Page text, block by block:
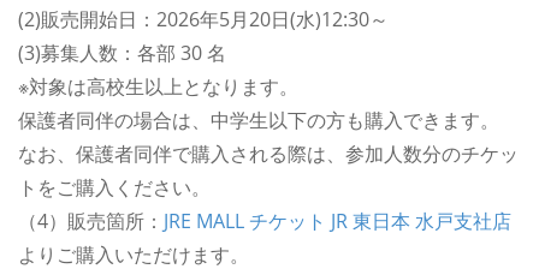
(2)販売開始日：2026年5月20日(水)12:30～
(3)募集人数：各部 30 名
※対象は高校生以上となります。
保護者同伴の場合は、中学生以下の方も購入できます。
なお、保護者同伴で購入される際は、参加人数分のチケッ
トをご購入ください。
（4）販売箇所： JRE MALL チケット JR 東日本 水戸支社店
よりご購入いただけます。